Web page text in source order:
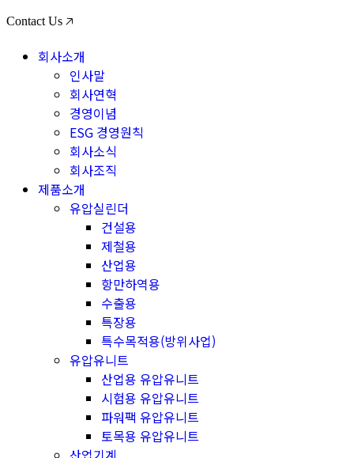
Contact Us 🡥
회사소개
인사말
회사연혁
경영이념
ESG 경영원칙
회사소식
회사조직
제품소개
유압실린더
건설용
제철용
산업용
항만하역용
수출용
특장용
특수목적용(방위사업)
유압유니트
산업용 유압유니트
시험용 유압유니트
파워팩 유압유니트
토목용 유압유니트